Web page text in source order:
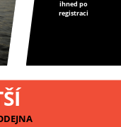
ihned po
registraci